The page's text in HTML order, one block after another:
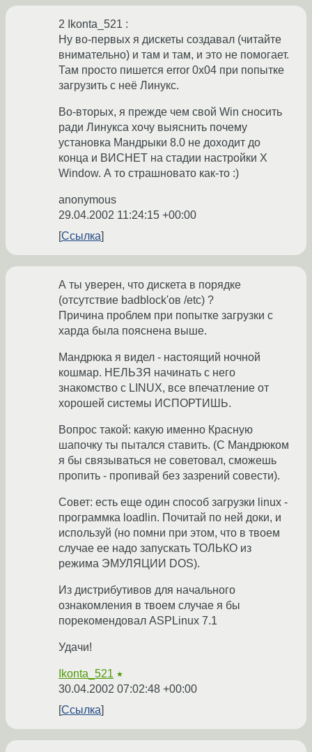
2 Ikonta_521 :
Ну во-первых я дискеты создавал (читайте
внимательно) и там и там, и это не помогает.
Там просто пишется error 0x04 при попытке
загрузить с неё Линукс.
Во-вторых, я прежде чем свой Win сносить
ради Линукса хочу выяснить почему
установка Мандрыки 8.0 не доходит до
конца и ВИСНЕТ на стадии настройки X
Window. А то страшновато как-то :)
anonymous
29.04.2002 11:24:15 +00:00
Ссылка
А ты уверен, что дискета в порядке
(отсутствие badblock'ов /etc) ?
Причина проблем при попытке загрузки с
харда была пояснена выше.
Мандрюка я видел - настоящий ночной
кошмар. НЕЛЬЗЯ начинать с него
знакомство с LINUX, все впечатление от
хорошей системы ИСПОРТИШЬ.
Вопрос такой: какую именно Красную
шапочку ты пытался ставить. (С Мандрюком
я бы связываться не советовал, сможешь
пропить - пропивай без зазрений совести).
Совет: есть еще один способ загрузки linux -
программка loadlin. Почитай по ней доки, и
используй (но помни при этом, что в твоем
случае ее надо запускать ТОЛЬКО из
режима ЭМУЛЯЦИИ DOS).
Из дистрибутивов для начального
ознакомления в твоем случае я бы
порекомендовал ASPLinux 7.1
Удачи!
Ikonta_521 ★
30.04.2002 07:02:48 +00:00
Ссылка